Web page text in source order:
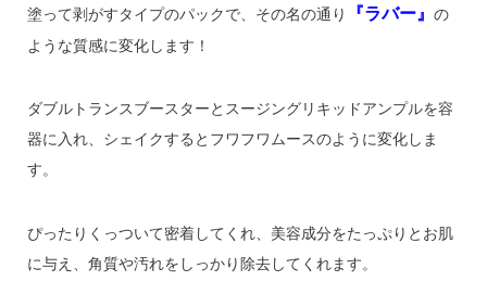
塗って剥がすタイプのパックで、その名の通り 『ラバー』 の
ような質感に変化します！
ダブルトランスブースターとスージングリキッドアンプルを容
器に入れ、シェイクするとフワフワムースのように変化しま
す。
ぴったりくっついて密着してくれ、美容成分をたっぷりとお肌
に与え、角質や汚れをしっかり除去してくれます。